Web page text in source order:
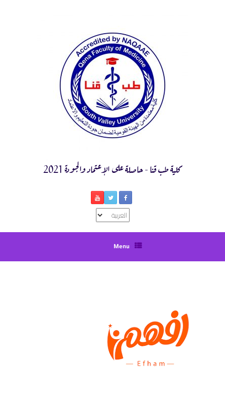
كلية طب قنا - حاصلة على الإعتماد والجودة 2021
اختر
لغة
Menu